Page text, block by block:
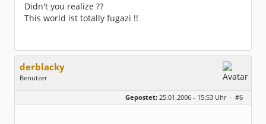
Didn't you realize ??
This world ist totally fugazi !!
derblacky
Benutzer
Beiträge:
291
Gepostet: 25.01.2006 - 15:53 Uhr · #6